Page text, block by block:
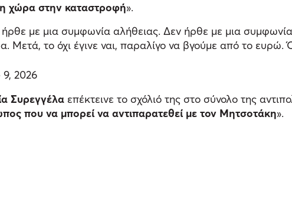
χώρα στην καταστροφή».
με μια συμφωνία αλήθειας. Δεν ήρθε με μια
Μετά, το όχι έγινε ναι, παραλίγο να βγούμε από το
9, 2026
Συρεγγέλα επέκτεινε το σχόλιό της στο σύνολο της
που να μπορεί να αντιπαρατεθεί με τον Μητσοτάκη».